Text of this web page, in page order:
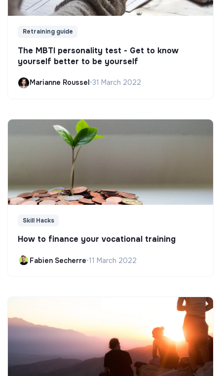
Retraining guide
The MBTI personality test - Get to know
yourself better to be yourself
Marianne Roussel•31 March 2022
Skill Hacks
How to finance your vocational training
Fabien Secherre•11 March 2022